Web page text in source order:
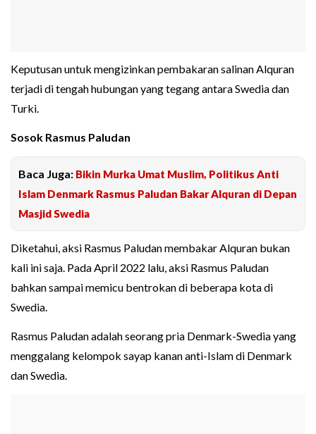
Keputusan untuk mengizinkan pembakaran salinan Alquran
terjadi di tengah hubungan yang tegang antara Swedia dan
Turki.
Sosok Rasmus Paludan
Baca Juga: Bikin Murka Umat Muslim, Politikus Anti
Islam Denmark Rasmus Paludan Bakar Alquran di Depan
Masjid Swedia
Diketahui, aksi Rasmus Paludan membakar Alquran bukan
kali ini saja. Pada April 2022 lalu, aksi Rasmus Paludan
bahkan sampai memicu bentrokan di beberapa kota di
Swedia.
Rasmus Paludan adalah seorang pria Denmark-Swedia yang
menggalang kelompok sayap kanan anti-Islam di Denmark
dan Swedia.